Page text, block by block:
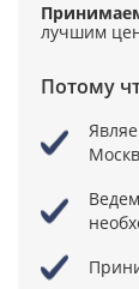
лучшим
Потому